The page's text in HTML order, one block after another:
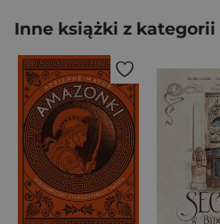
Inne książki z kategorii